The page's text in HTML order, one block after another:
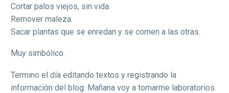
Cortar palos viejos, sin vida.
Remover maleza.
Sacar plantas que se enredan y se comen a las otras.
Muy simbólico.
Termino el día editando textos y registrando la
información del blog. Mañana voy a tomarme laboratorios